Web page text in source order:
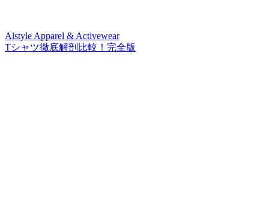
Alstyle Apparel & Activewear
Tシャツ徹底解剖比較！完全版